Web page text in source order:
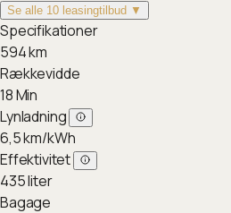
Se alle 10 leasingtilbud ▼
Specifikationer
594km
Rækkevidde
18Min
Lynladning
6,5km/kWh
Effektivitet
435liter
Bagage